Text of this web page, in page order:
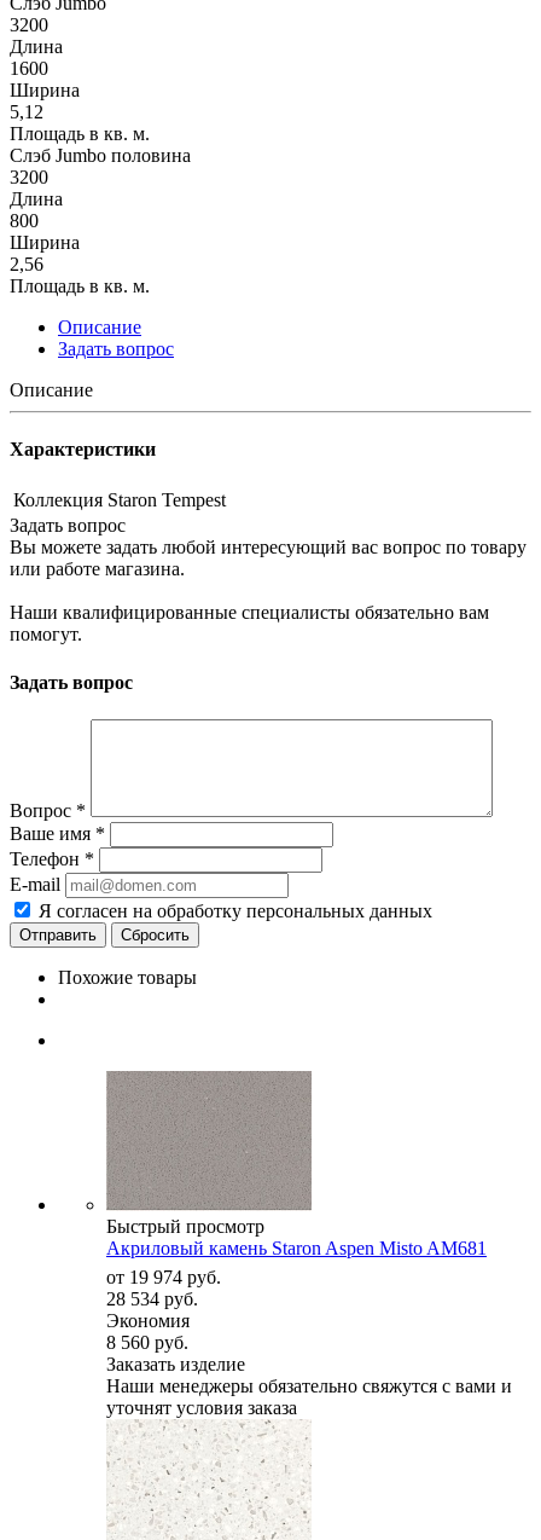
3200
Длина
1600
Ширина
5,12
Площадь в кв. м.
Слэб Jumbo половина
3200
Длина
800
Ширина
2,56
Площадь в кв. м.
Описание
Задать вопрос
Описание
Характеристики
Коллекция Staron Tempest
Задать вопрос
Вы можете задать любой интересующий вас вопрос по товару
или работе магазина.
Наши квалифицированные специалисты обязательно вам
помогут.
Задать вопрос
Вопрос *
Ваше имя *
Телефон *
E-mail
Я согласен на обработку персональных данных
Сбросить
Похожие товары
Быстрый просмотр
Акриловый камень Staron Aspen Misto AM681
от 19 974 руб.
28 534 руб.
Экономия
8 560 руб.
Заказать изделие
Наши менеджеры обязательно свяжутся с вами и
уточнят условия заказа